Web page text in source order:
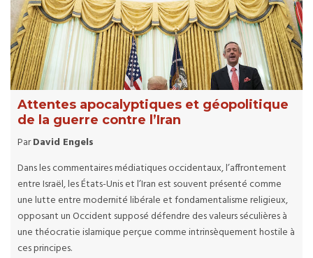
Attentes apocalyptiques et géopolitique
de la guerre contre l’Iran
ParDavid Engels
Dans les commentaires médiatiques occidentaux, l’affrontement
entre Israël, les États-Unis et l’Iran est souvent présenté comme
une lutte entre modernité libérale et fondamentalisme religieux,
opposant un Occident supposé défendre des valeurs séculières à
une théocratie islamique perçue comme intrinsèquement hostile à
ces principes.